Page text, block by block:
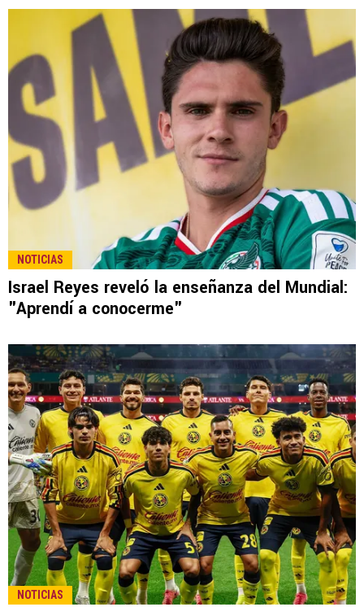
NOTICIAS
Israel Reyes reveló la enseñanza del Mundial:
"Aprendí a conocerme"
NOTICIAS